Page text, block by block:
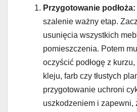
Przygotowanie podłoża:
szalenie ważny etap.
usunięcia wszystkich
pomieszczenia. Potem
oczyścić podłogę z
kleju, farb czy tłustych
przygotowanie uchroni
uszkodzeniem i zapewni,